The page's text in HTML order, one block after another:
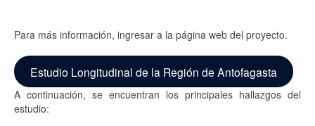
Para más información, ingresar a la página web del proyecto.
Estudio Longitudinal de la Región de Antofagasta
A continuación, se encuentran los principales hallazgos del
estudio: